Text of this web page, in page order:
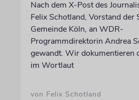
Nach dem X-Post des
Felix Schotland, Vorstand der
Gemeinde Köln, an WDR-
Programmdirektorin Andrea
gewandt. Wir dokumentieren
im Wortlaut
von Felix Schotland